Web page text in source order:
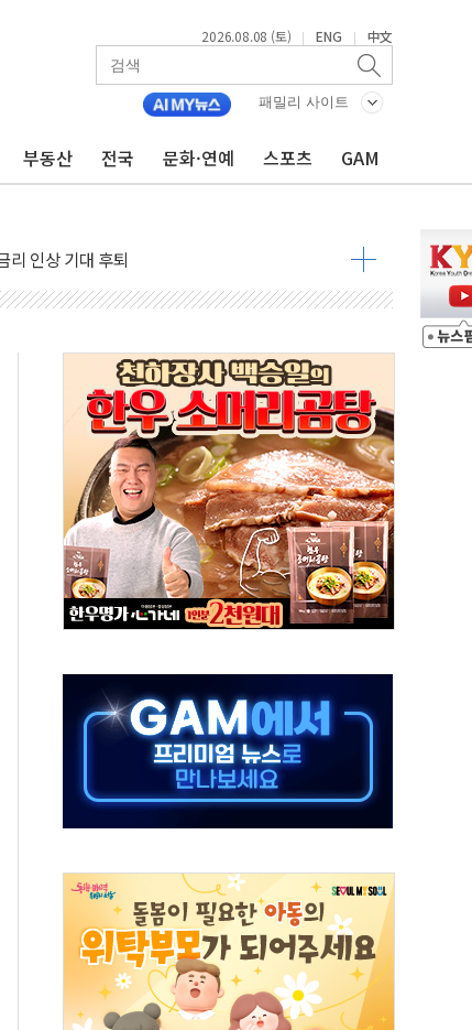
2026.08.08 (토) | ENG | 中文
패밀리 사이트
부동산 전국 문화·연예 스포츠 GAM
주"
프 제동
나" 촉각
에 반도체주 '활짝'
인상 기대 후퇴
명 끝까지 찾겠다"
춰
도권 집중 완화 전환점"
"전폭적 공급 확대·속도전 총력"
양광주 급등
놀랍지 않아"
착공…여의도 1.6배 규모
주 낙폭 커
냐" 해명